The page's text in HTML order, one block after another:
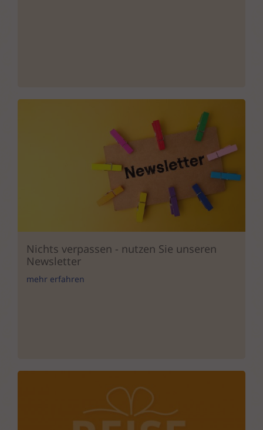
Nichts verpassen - nutzen Sie unseren
Newsletter
mehr erfahren